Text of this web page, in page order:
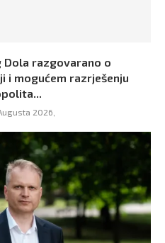
Dola razgovarano o
i mogućem razrješenju
2026,